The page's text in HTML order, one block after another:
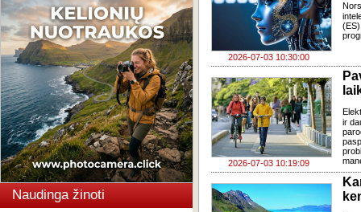
Naudinga žinoti
2026-07-03 10:30:00
2026-07-03 10:19:09
ir